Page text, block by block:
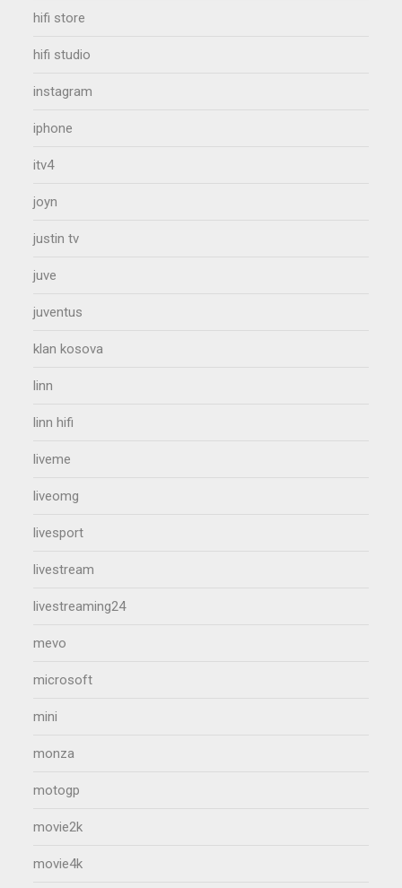
hifi store
hifi studio
instagram
iphone
itv4
joyn
justin tv
juve
juventus
klan kosova
linn
linn hifi
liveme
liveomg
livesport
livestream
livestreaming24
mevo
microsoft
mini
monza
motogp
movie2k
movie4k